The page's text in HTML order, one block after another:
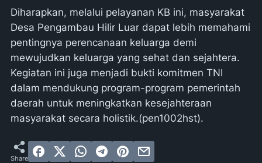
Diharapkan, melalui pelayanan KB ini, masyarakat
Desa Pengambau Hilir Luar dapat lebih memahami
pentingnya perencanaan keluarga demi
mewujudkan keluarga yang sehat dan sejahtera.
Kegiatan ini juga menjadi bukti komitmen TNI
dalam mendukung program-program pemerintah
daerah untuk meningkatkan kesejahteraan
masyarakat secara holistik.(pen1002hst).